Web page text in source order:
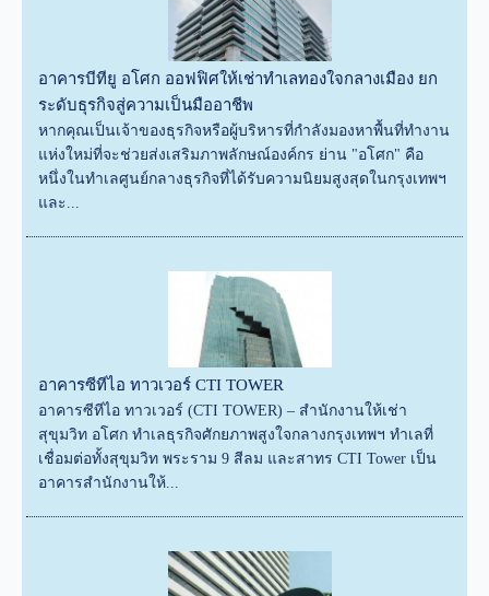
อาคารบีทียู อโศก ออฟฟิศให้เช่าทำเลทองใจกลางเมือง ยก
ระดับธุรกิจสู่ความเป็นมืออาชีพ
หากคุณเป็นเจ้าของธุรกิจหรือผู้บริหารที่กำลังมองหาพื้นที่ทำงาน
แห่งใหม่ที่จะช่วยส่งเสริมภาพลักษณ์องค์กร ย่าน "อโศก" คือ
หนึ่งในทำเลศูนย์กลางธุรกิจที่ได้รับความนิยมสูงสุดในกรุงเทพฯ
และ...
อาคารซีทีไอ ทาวเวอร์ CTI TOWER
อาคารซีทีไอ ทาวเวอร์ (CTI TOWER) – สำนักงานให้เช่า
สุขุมวิท อโศก ทำเลธุรกิจศักยภาพสูงใจกลางกรุงเทพฯ ทำเลที่
เชื่อมต่อทั้งสุขุมวิท พระราม 9 สีลม และสาทร CTI Tower เป็น
อาคารสำนักงานให้...